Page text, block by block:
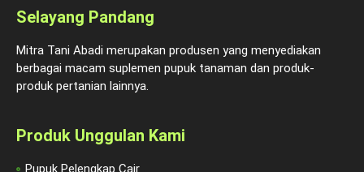
Selayang Pandang
Mitra Tani Abadi merupakan produsen yang menyediakan
berbagai macam suplemen pupuk tanaman dan produk-
produk pertanian lainnya.
Produk Unggulan Kami
Pupuk Pelengkap Cair